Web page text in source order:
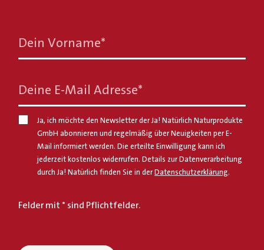
Dein Vorname*
Deine E-Mail Adresse*
Ja, ich möchte den Newsletter der Ja! Natürlich Naturprodukte
GmbH abonnieren und regelmäßig über Neuigkeiten per E-
Mail informiert werden. Die erteilte Einwilligung kann ich
jederzeit kostenlos widerrufen. Details zur Datenverarbeitung
durch Ja! Natürlich finden Sie in derDatenschutzerklärung.
Felder mit * sind Pflichtfelder.